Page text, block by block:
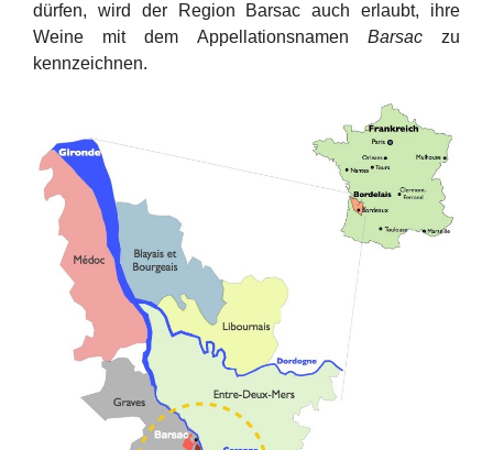
dürfen, wird der Region Barsac auch erlaubt, ihre
Weine mit dem Appellationsnamen Barsaczu
kennzeichnen.